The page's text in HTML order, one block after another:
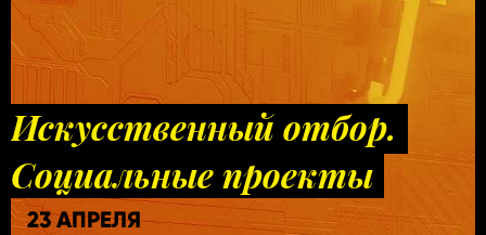
Искусственный отбор.
Социальные проекты
23 АПРЕЛЯ